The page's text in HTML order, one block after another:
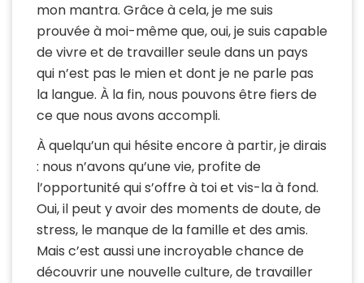
mon mantra. Grâce à cela, je me suis
prouvée à moi-même que, oui, je suis capable
de vivre et de travailler seule dans un pays
qui n’est pas le mien et dont je ne parle pas
la langue. À la fin, nous pouvons être fiers de
ce que nous avons accompli.
À quelqu’un qui hésite encore à partir, je dirais
: nous n’avons qu’une vie, profite de
l’opportunité qui s’offre à toi et vis-la à fond.
Oui, il peut y avoir des moments de doute, de
stress, le manque de la famille et des amis.
Mais c’est aussi une incroyable chance de
découvrir une nouvelle culture, de travailler